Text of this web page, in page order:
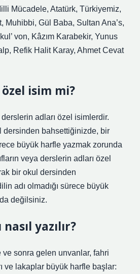
Mücadele, Atatürk, Türkiyemiz,
Muhibbi, Gül Baba, Sultan Ana’s,
von, Kâzım Karabekir, Yunus
Refik Halit Karay, Ahmet Cevat
isim mi?
derslerin adları özel isimlerdir.
dersinden bahsettiğinizde, bir
büyük harfle yazmak zorunda
veya derslerin adları özel
bir okul dersinden
adı olmadığı sürece büyük
değilsiniz.
yazılır?
ve sonra gelen unvanlar, fahri
ve lakaplar büyük harfle başlar: